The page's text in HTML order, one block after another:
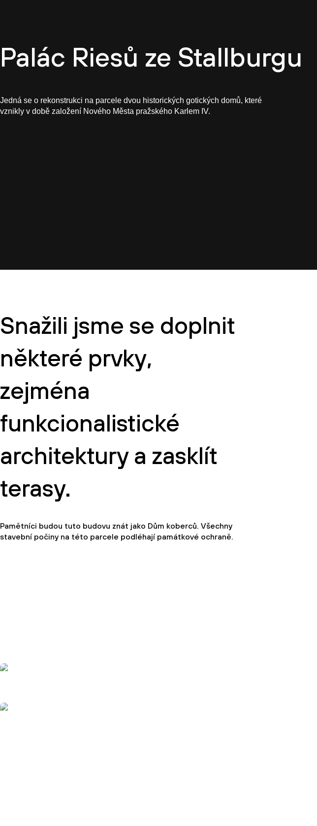
Palác Riesů ze Stallburgu
Jedná se o rekonstrukci na parcele dvou historických gotických domů, které
vznikly v době založení Nového Města pražského Karlem IV.
Snažili jsme se doplnit
některé prvky,
zejména
funkcionalistické
architektury a zasklít
terasy.
Pamětníci budou tuto budovu znát jako Dům koberců. Všechny
stavební počiny na této parcele podléhají památkové ochraně.